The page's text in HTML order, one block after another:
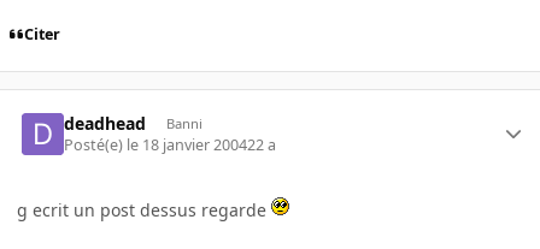
Citer
deadhead Banni
Posté(e) le 18 janvier 200422 a
g ecrit un post dessus regarde